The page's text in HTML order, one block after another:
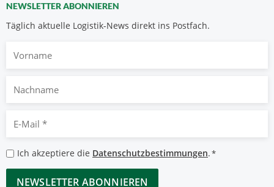
NEWSLETTER ABONNIEREN
Täglich aktuelle Logistik-News direkt ins Postfach.
Nachname
Mail
*
Datenschutzbestimmungen
*
Ich akzeptiere die Datenschutzbestimmungen.*
CAPTCHA